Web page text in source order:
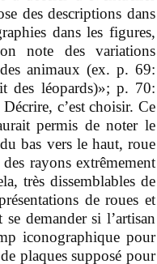
des descriptions dans
dans les figures,
note des variations
animaux (ex. p. 69:
des léopards)»; p. 70:
c’est choisir. Ce
permis de noter le
bas vers le haut, roue
rayons extrêmement
très dissemblables de
de roues et
demander si l’artisan
iconographique pour
plaques supposé pour